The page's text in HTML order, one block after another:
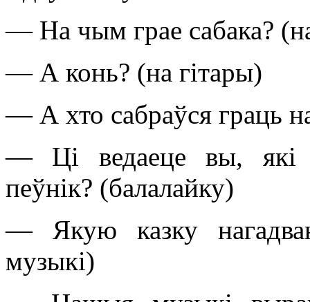
— На чым грае сабака?
— А конь? (на гітары)
— А хто сабраўся граць
— Ці ведаеце вы, які
пеўнік? (балалайку)
— Якую казку
музыкі)